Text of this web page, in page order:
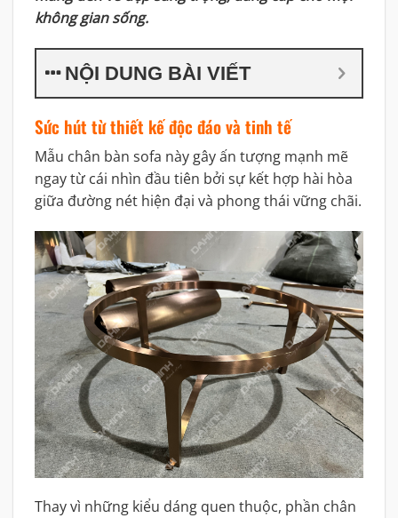
không gian sống.
NỘI DUNG BÀI VIẾT
Sức hút từ thiết kế độc đáo và tinh tế
Mẫu chân bàn sofa này gây ấn tượng mạnh mẽ
ngay từ cái nhìn đầu tiên bởi sự kết hợp hài hòa
giữa đường nét hiện đại và phong thái vững chãi.
Thay vì những kiểu dáng quen thuộc, phần chân